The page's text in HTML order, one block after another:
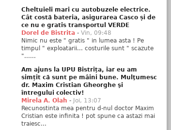
Cheltuieli mari cu autobuzele electrice.
Cât costă bateria, asigurarea Casco și de
ce nu e gratis transportul VERDE
Dorel de Bistrita - Vin, 09:48
Nimic nu este " gratis " in lumea asta ! Pe
timpul " exploatarii... costurile sunt " scazute
"......
Am ajuns la UPU Bistrița, iar eu am
simțit că sunt pe mâini bune. Mulţumesc
dr. Maxim Cristian Gheorghe şi
întregului colectiv!
Mirela A. Olah - Joi, 13:07
Recunostinta mea pentru d-nul doctor Maxim
Cristian este infinita ! pot spune ca astazi mai
traiesc...